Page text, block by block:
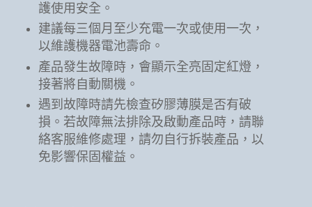
護使用安全。
建議每三個月至少充電一次或使用一次，
以維護機器電池壽命。
產品發生故障時，會顯示全亮固定紅燈，
接著將自動關機。
遇到故障時請先檢查矽膠薄膜是否有破
損。若故障無法排除及啟動產品時，請聯
絡客服維修處理，請勿自行拆裝產品，以
免影響保固權益。